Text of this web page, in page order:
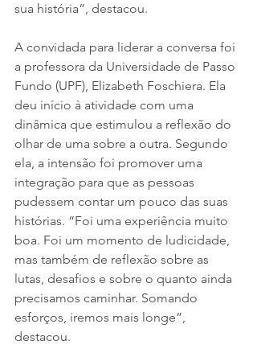
sua história”, destacou.
A convidada para liderar a conversa foi
a professora da Universidade de Passo
Fundo (UPF), Elizabeth Foschiera. Ela
deu início à atividade com uma
dinâmica que estimulou a reflexão do
olhar de uma sobre a outra. Segundo
ela, a intensão foi promover uma
integração para que as pessoas
pudessem contar um pouco das suas
histórias. “Foi uma experiência muito
boa. Foi um momento de ludicidade,
mas também de reflexão sobre as
lutas, desafios e sobre o quanto ainda
precisamos caminhar. Somando
esforços, iremos mais longe”,
destacou.